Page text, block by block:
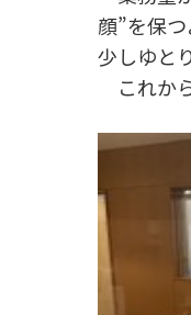
顔”を保
少しゆと
これか